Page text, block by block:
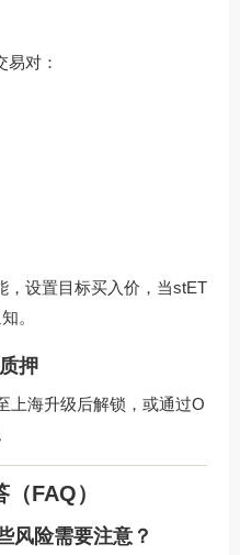
易对：
，设置目标买入价，当stET
。
押
上海升级后解锁，或通过O
FAQ）
风险需要注意？